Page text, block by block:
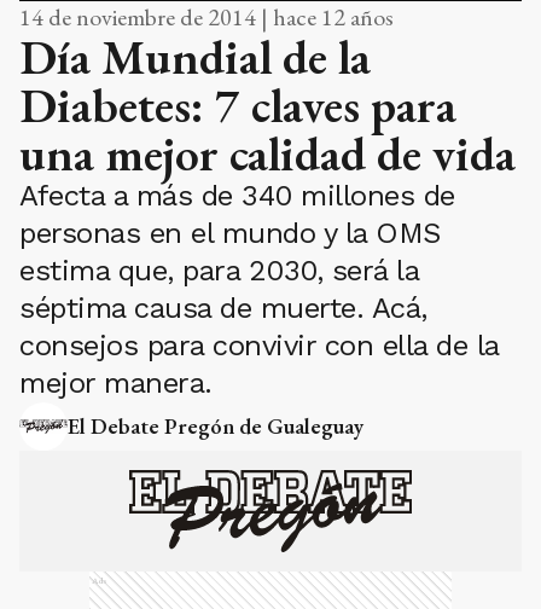
14 de noviembre de 2014 | hace 12 años
Día Mundial de la
Diabetes: 7 claves para
una mejor calidad de vida
Afecta a más de 340 millones de
personas en el mundo y la OMS
estima que, para 2030, será la
séptima causa de muerte. Acá,
consejos para convivir con ella de la
mejor manera.
El Debate Pregón de Gualeguay
Ads